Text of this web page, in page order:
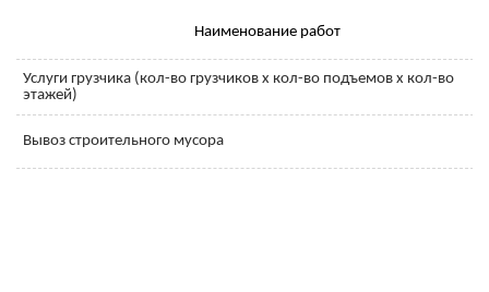
Наименование работ
Услуги грузчика (кол-во грузчиков x кол-во подъемов x кол-во
этажей)
Вывоз строительного мусора